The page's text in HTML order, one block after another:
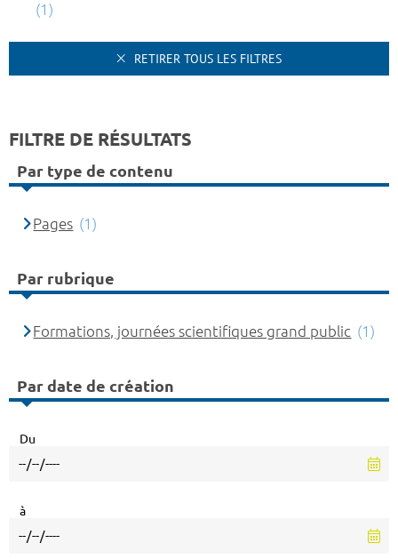
(1)
RETIRER TOUS LES FILTRES
FILTRE DE RÉSULTATS
Par type de contenu
Pages (1)
Par rubrique
Formations, journées scientifiques grand public (1)
Par date de création
Du
à